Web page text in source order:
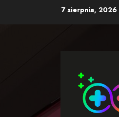
7 sierpnia, 2026